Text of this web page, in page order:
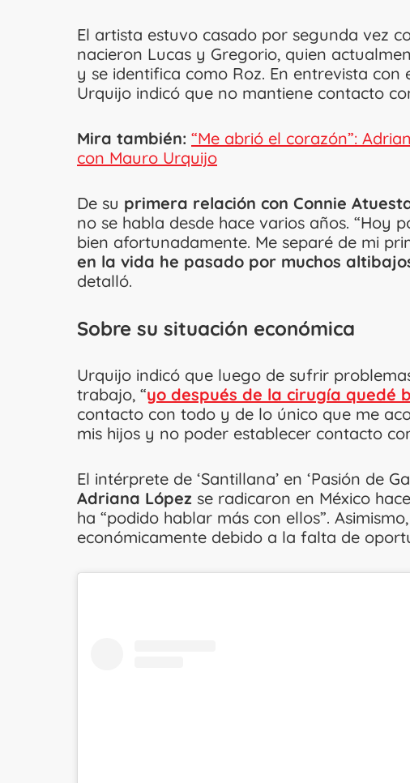
El artista estuvo casado por segunda vez
nacieron Lucas y Gregorio, quien
y se identifica como Roz. En entrevista con
Urquijo indicó que no mantiene contacto
Mira también: “Me abrió el corazón”:
con Mauro Urquijo
De su primera relación con Connie
no se habla desde hace varios años. “Hoy
bien afortunadamente. Me separé de mi
en la vida he pasado por muchos
detalló.
Sobre su situación económica
Urquijo indicó que luego de sufrir
trabajo, “yo después de la cirugía quedé
contacto con todo y de lo único que me
mis hijos y no poder establecer contacto
El intérprete de ‘Santillana’ en ‘Pasión de
Adriana López se radicaron en México
ha “podido hablar más con ellos”.
económicamente debido a la falta de